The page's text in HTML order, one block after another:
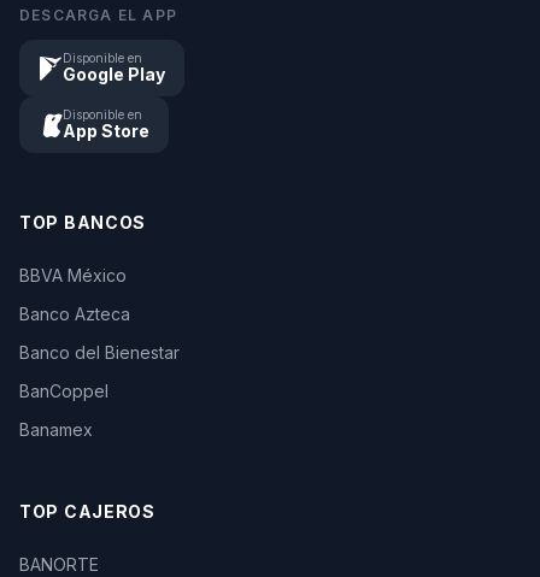
DESCARGA EL APP
Disponible en
Google Play
Disponible en
App Store
TOP BANCOS
BBVA México
Banco Azteca
Banco del Bienestar
BanCoppel
Banamex
TOP CAJEROS
BANORTE